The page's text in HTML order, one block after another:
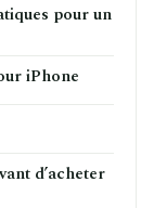
pour un
iPhone
d’acheter